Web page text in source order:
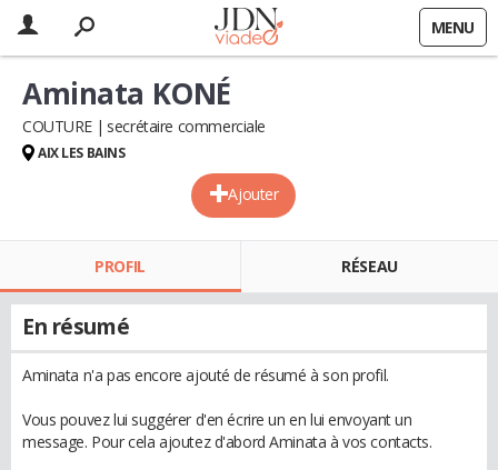
MENU
Ajouter
Aminata KONÉ
COUTURE secrétaire commerciale
AIX LES BAINS
PROFIL RÉSEAU
En résumé
Aminata n'a pas encore ajouté de résumé à son profil.
Vous pouvez lui suggérer d'en écrire un en lui envoyant un
message. Pour cela ajoutez d'abord Aminata à vos contacts.